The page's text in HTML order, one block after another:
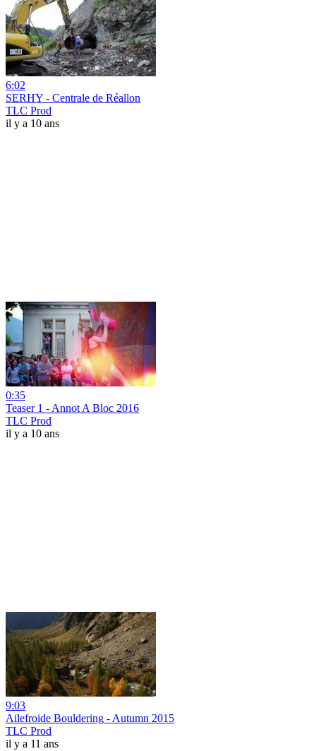
6:02
SERHY - Centrale de Réallon
TLC Prod
il y a 10 ans
0:35
Teaser 1 - Annot A Bloc 2016
TLC Prod
il y a 10 ans
9:03
Ailefroide Bouldering - Autumn 2015
TLC Prod
il y a 11 ans